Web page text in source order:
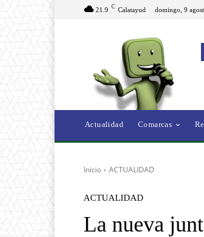
21.9 C Calatayud domingo, 9
Actualidad Comarcas
Inicio ACTUALIDAD
ACTUALIDAD
La nueva